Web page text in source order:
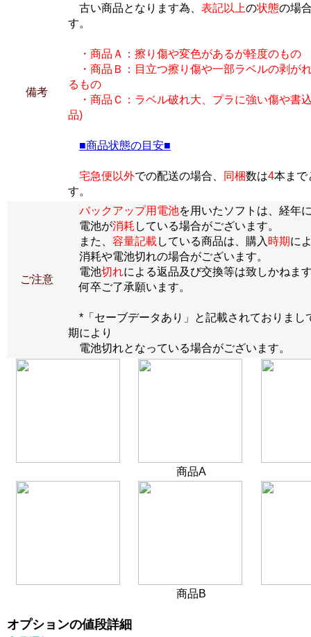
備考
古い商品となります為、 表記以上の状態の場
す。
・商品Ａ：擦り傷や変色があるが軽度のもの
・商品Ｂ：目立つ擦り傷や一部ラベルの剥が
るもの
・商品Ｃ：ラベル破れ大、プラに強い傷や書
品)
■商品状態の目安■
宅急便以外での配送の場合、 同梱数は4本まで
す。
ご注意
バックアップ用電池を用いたソフトは、経年
電池が消耗 している場合がございます。
また、 容量記載している商品は、購入 時期に
消耗や電池切れの場合がございます。
電池切れによる返品及び交換等は致しかねま
何卒ご了承願います。
*「セーブデータあり」と記載されておりまし
期により
電池切れとなっている場合がございます。
商品A
商品B
オプションの値段詳細